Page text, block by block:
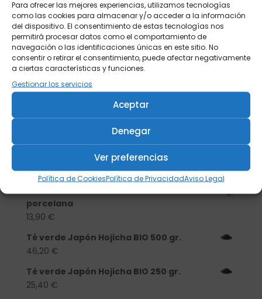
Para ofrecer las mejores experiencias, utilizamos tecnologías
como las cookies para almacenar y/o acceder a la información
del dispositivo. El consentimiento de estas tecnologías nos
permitirá procesar datos como el comportamiento de
navegación o las identificaciones únicas en este sitio. No
consentir o retirar el consentimiento, puede afectar negativamente
a ciertas características y funciones.
Gestionar los servicios
Aceptar
Denegar
Ver preferencias
Política de CookiesPolítica de PrivacidadAviso Legal
Productos
porcelana
13,90 €
Té verde Japón Hojicha BIO 500 gr.
46,20 €
Té verde Japón Hojicha BIO 250 gr.
25,40 €